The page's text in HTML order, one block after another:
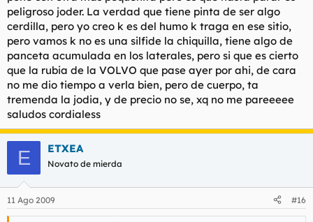
peligroso joder. La verdad que tiene pinta de ser algo
cerdilla, pero yo creo k es del humo k traga en ese sitio,
pero vamos k no es una silfide la chiquilla, tiene algo de
panceta acumulada en los laterales, pero si que es cierto
que la rubia de la VOLVO que pase ayer por ahi, de cara
no me dio tiempo a verla bien, pero de cuerpo, ta
tremenda la jodia, y de precio no se, xq no me pareeeee
saludos cordialess
E ETXEA
Novato de mierda
11 Ago 2009 #16